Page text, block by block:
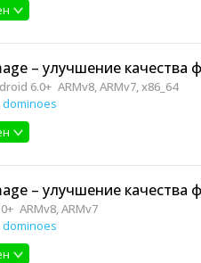
– улучшение качества
6.0+ ARMv8, ARMv7, x86_64
dominoes
– улучшение качества
ARMv8, ARMv7
dominoes